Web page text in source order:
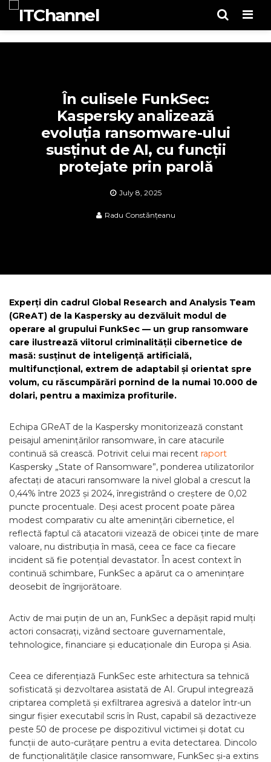
În culisele FunkSec:
Kaspersky analizează
evoluția ransomware-ului
susținut de AI, cu funcții
protejate prin parolă
July 8, 2025
Radu Constănțeanu
Experți din cadrul Global Research and Analysis Team
(GReAT) de la Kaspersky au dezvăluit modul de
operare al grupului FunkSec — un grup ransomware
care ilustrează viitorul criminalității cibernetice de
masă: susținut de inteligență artificială,
multifuncțional, extrem de adaptabil și orientat spre
volum, cu răscumpărări pornind de la numai 10.000 de
dolari, pentru a maximiza profiturile.
Echipa GReAT de la Kaspersky monitorizează constant
peisajul amenințărilor ransomware, în care atacurile
continuă să crească. Potrivit celui mai recent raport
Kaspersky „State of Ransomware”, ponderea utilizatorilor
afectați de atacuri ransomware la nivel global a crescut la
0,44% între 2023 și 2024, înregistrând o creștere de 0,02
puncte procentuale. Deși acest procent poate părea
modest comparativ cu alte amenințări cibernetice, el
reflectă faptul că atacatorii vizează de obicei ținte de mare
valoare, nu distribuția în masă, ceea ce face ca fiecare
incident să fie potențial devastator. În acest context în
continuă schimbare, FunkSec a apărut ca o amenințare
deosebit de îngrijorătoare.
Activ de mai puțin de un an, FunkSec a depășit rapid mulți
actori consacrați, vizând sectoare guvernamentale,
tehnologice, financiare și educaționale din Europa și Asia.
Ceea ce diferențiază FunkSec este arhitectura sa tehnică
sofisticată și dezvoltarea asistată de AI. Grupul integrează
criptarea completă și exfiltrarea agresivă a datelor într-un
singur fișier executabil scris în Rust, capabil să dezactiveze
peste 50 de procese pe dispozitivul victimei și dotat cu
funcții de auto-curățare pentru a evita detectarea. Dincolo
de funcționalitățile clasice ransomware, FunkSec și-a extins